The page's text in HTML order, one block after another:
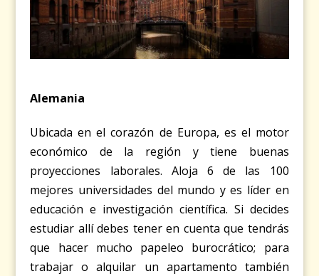
Alemania
Ubicada en el corazón de Europa, es el motor
económico de la región y tiene buenas
proyecciones laborales. Aloja 6 de las 100
mejores universidades del mundo y es líder en
educación e investigación científica. Si decides
estudiar allí debes tener en cuenta que tendrás
que hacer mucho papeleo burocrático; para
trabajar o alquilar un apartamento también